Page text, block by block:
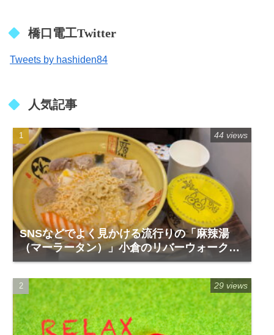
橋口電工Twitter
Tweets by hashiden84
人気記事
SNSなどでよく見かける流行りの「麻辣湯
（マーラータン）」小倉のリバーウォーク1
階「福恩麻辣湯」
44 views
29 views